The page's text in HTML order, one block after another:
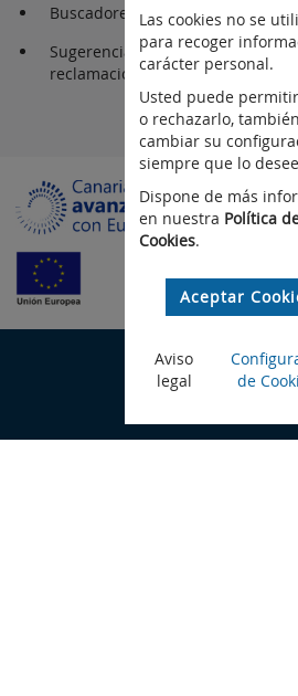
Buscadores
Sugerencia y
reclamaciones
©Gobierno de
Las cookies no se
para recoger
carácter personal.
Usted puede
o rechazarlo,
cambiar su
siempre que lo
Dispone de más
en nuestra Política
Cookies.
Aceptar
Aviso
legal
de